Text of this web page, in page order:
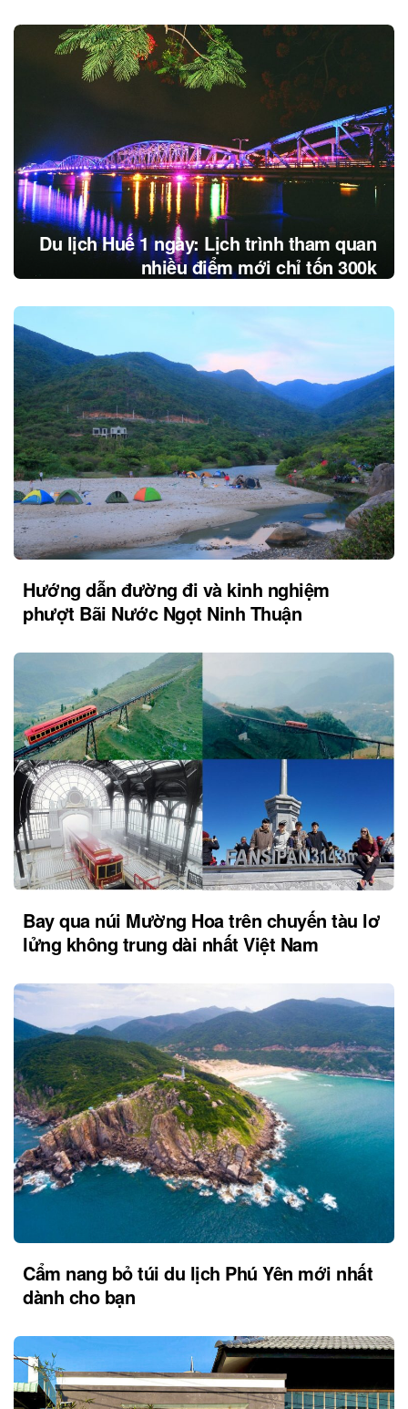
Du lịch Huế 1 ngày: Lịch trình tham quan
nhiều điểm mới chỉ tốn 300k
Hướng dẫn đường đi và kinh nghiệm
phượt Bãi Nước Ngọt Ninh Thuận
Bay qua núi Mường Hoa trên chuyến tàu lơ
lửng không trung dài nhất Việt Nam
Cẩm nang bỏ túi du lịch Phú Yên mới nhất
dành cho bạn